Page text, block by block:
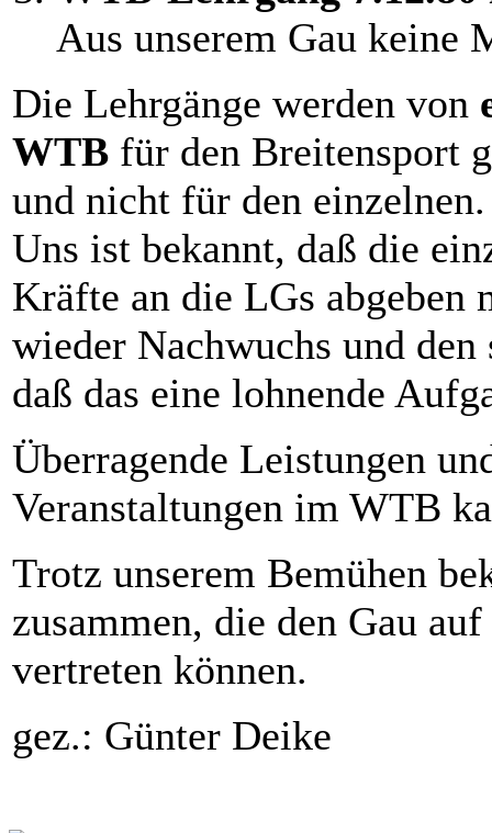
Aus unserem Gau keine
Die Lehrgänge werden von
WTB für den Breitensport
und nicht für den einzelnen.
Uns ist bekannt, daß die
Kräfte an die LGs abgeben
wieder Nachwuchs und
daß das eine lohnende
Überragende Leistungen
Veranstaltungen im WTB
Trotz unserem Bemühen
zusammen, die den Gau
vertreten können.
gez.: Günter Deike